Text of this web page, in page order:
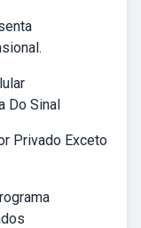
Do Sinal
Privado Exceto